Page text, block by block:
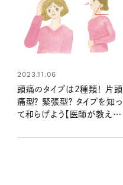
2023.11.06
頭痛のタイプは2種類！ 片頭
痛型？ 緊張型？ タイプを知っ
て和らげよう【医師が教える